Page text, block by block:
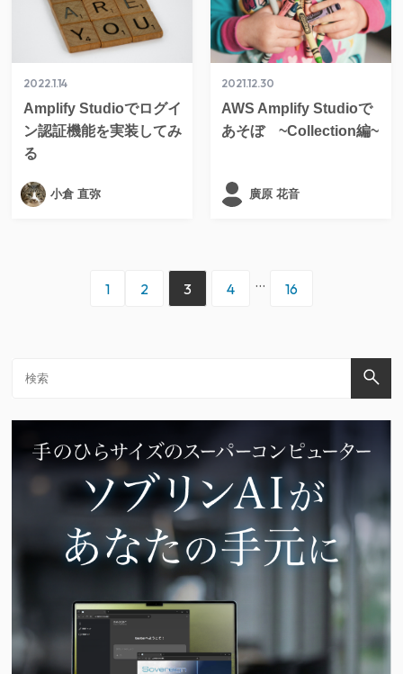
2022.1.14
Amplify Studioでログイ
ン認証機能を実装してみ
る
小倉 直弥
2021.12.30
AWS Amplify Studioで
あそぼ ~Collection編~
廣原 花音
1 2 3 4 ... 16